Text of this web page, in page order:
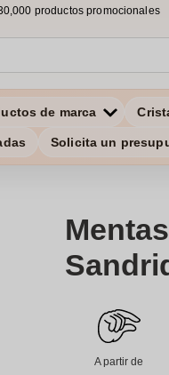
productos promocionales
de marca
Solicita un
A partir de